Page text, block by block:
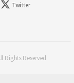
Twitter
Rights Reserved